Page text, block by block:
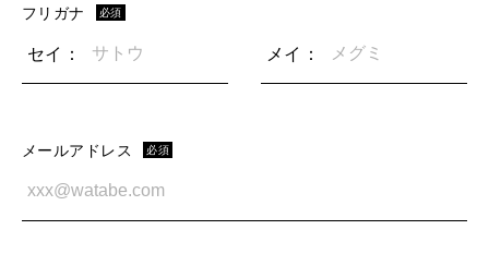
フリガナ 必須
セイ： メイ：
メールアドレス 必須